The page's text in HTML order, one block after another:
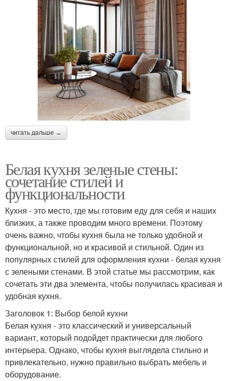
читать дальше →
Белая кухня зеленые стены:
сочетание стилей и
функциональности
Кухня - это место, где мы готовим еду для себя и наших
близких, а также проводим много времени. Поэтому
очень важно, чтобы кухня была не только удобной и
функциональной, но и красивой и стильной. Один из
популярных стилей для оформления кухни - белая кухня
с зелеными стенами. В этой статье мы рассмотрим, как
сочетать эти два элемента, чтобы получилась красивая и
удобная кухня.
Заголовок 1: Выбор белой кухни
Белая кухня - это классический и универсальный
вариант, который подойдет практически для любого
интерьера. Однако, чтобы кухня выглядела стильно и
привлекательно, нужно правильно выбрать мебель и
оборудование.